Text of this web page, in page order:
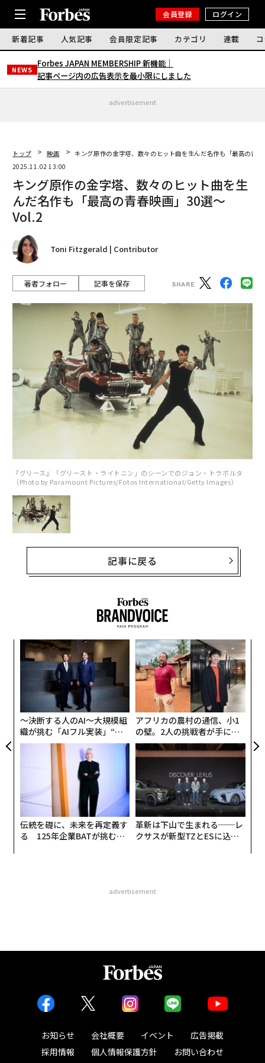
会員登録 ログイン
新着記事 人気記事 会員限定記事 カテゴリ 連載
NEWS
Forbes JAPAN MEMBERSHIP 新機能｜
記事ページ内の広告表示を最小限にしました
advertisement
トップ 映画
キング原作の金字塔、数々のヒット曲を生んだ名作も「最高の青
2025.11.02 13:00
キング原作の金字塔、数々のヒット曲を生
んだ名作も「最高の青春映画」30選〜
Vol.2
Toni Fitzgerald | Contributor
著者フォロー 記事を保存
『グリース』「グリースト・ライトニン」のシーンでのジョン・トラボルタ
（Photo by Paramount Pictures/Fotos International/Getty Images）
記事に戻る
〜決断する人のAI〜大規模組
織が挑む「AIフル実装」“使
う”企業から“動く”企業へ【N
TTドコモビジネス×PwC】
アフリカの農村の通信、小1
の壁。2人の挑戦者が手にし
た「次なる武器」
伝統を礎に、未来を再定義す
る 125年企業BATが挑むス
革新は下山で生まれる──レ
クサスが新型TZとESに込め
advertisement
お知らせ 会社概要 イベント
広告掲載
採用情報
個人情報保護方針 お問い合わせ